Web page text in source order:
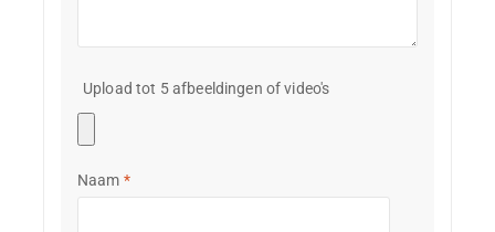
Upload tot 5 afbeeldingen of video's
Naam *